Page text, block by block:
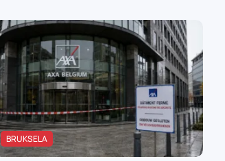
BRUKSELA